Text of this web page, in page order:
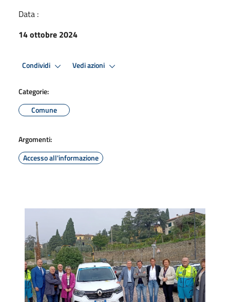
Data :
14 ottobre 2024
Condividi Vedi azioni
Categorie:
Comune
Argomenti:
Accesso all'informazione